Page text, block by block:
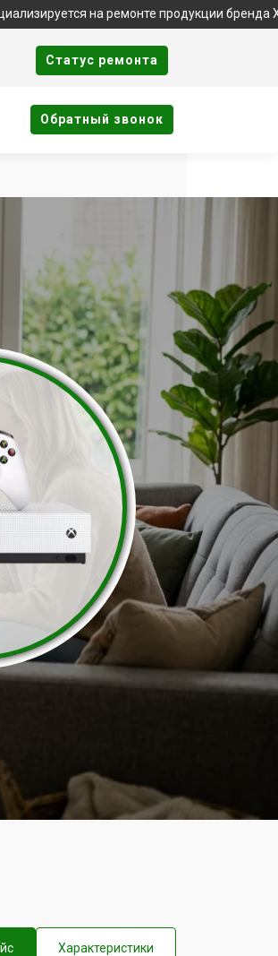
на ремонте продукции бренда Xbox.
Cтатус ремонта
Oбратный звонок
Характеристики